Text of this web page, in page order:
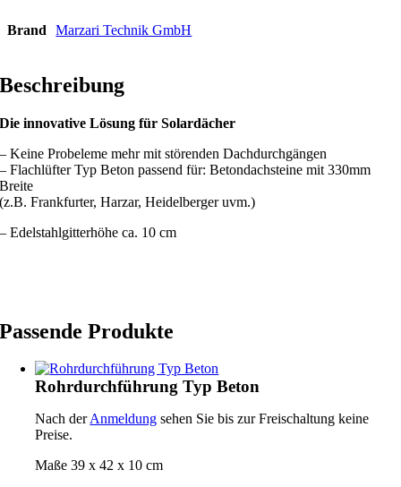
Brand Marzari Technik GmbH
Beschreibung
Die innovative Lösung für Solardächer
– Keine Probeleme mehr mit störenden Dachdurchgängen
– Flachlüfter Typ Beton passend für: Betondachsteine mit 330mm
Breite
(z.B. Frankfurter, Harzar, Heidelberger uvm.)
– Edelstahlgitterhöhe ca. 10 cm
Passende Produkte
Rohrdurchführung Typ Beton
Nach derAnmeldung sehen Sie bis zur Freischaltung keine
Preise.
Maße 39 x 42 x 10 cm